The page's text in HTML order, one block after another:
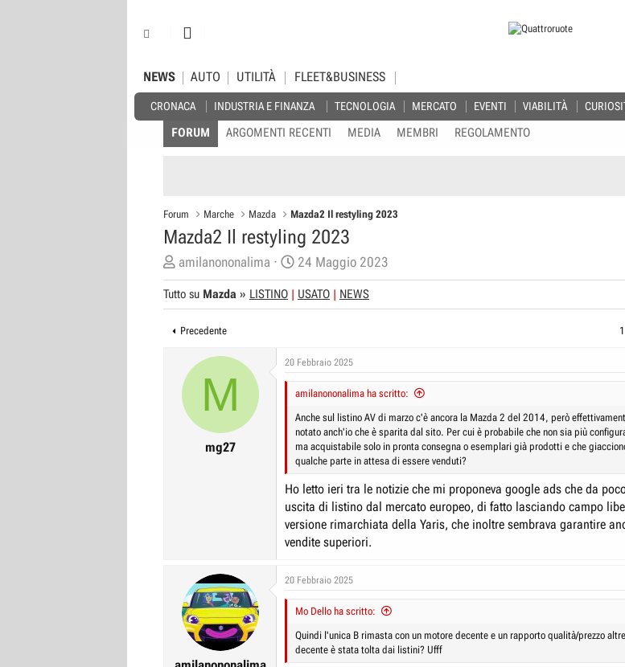
NEWS
CRONACA INDUSTRIA E FINANZA TECNOLOGIA MERCATO EVENTI VIABILITÀ
AUTO UTILITÀ FLEET&BUSINESS
FORUM ARGOMENTI RECENTI MEDIA MEMBRI REGOLAMENTO
Forum Marche Mazda Mazda2 Il restyling 2023
Mazda2 Il restyling 2023
C
r
e
t
e
D
e
amilanononalima
D
a
t
i
n
i
z
i
24 Maggio 2023
Tutto su Mazda » LISTINO USATO NEWS
Precedente 1
M
mg27
20 Febbraio 2025
amilanononalima ha scritto:
Anche sul listino AV di marzo c'è ancora la Mazda 2 del 2014, però
notato anch'io che è sparita dal sito. Per cui è probabile che non sia più
ma acquistabile solo in pronta consegna o esemplari già prodotti e che
qualche parte in attesa di essere venduti?
Ho letto ieri tra le notizie che mi proponeva google ads che da
uscita di listino dal mercato europeo, di fatto lasciando campo
versione rimarchiata della Yaris, che inoltre sembrava garantire
vendite superiori.
20 Febbraio 2025
Mo Dello ha scritto:
Quindi l'unica B rimasta con un motore decente e un rapporto qualità/prezzo
decente è stata tolta dai listini? Ufff